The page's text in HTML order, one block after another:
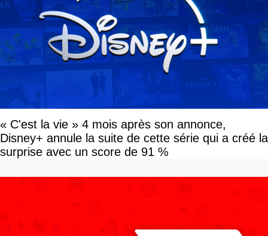
« C'est la vie » 4 mois après son annonce,
Disney+ annule la suite de cette série qui a créé la
surprise avec un score de 91 %